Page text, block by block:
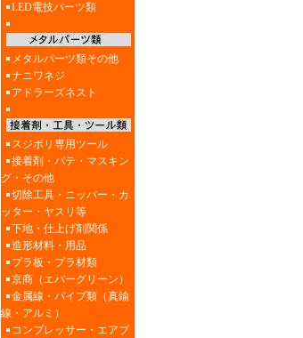
LED電技パーツ類
メタルパーツ類その他
ナニワネジ
アドラーズネスト
スジボリ専用ツール
接着剤・パテ・マスキン
グ・その他
切除工具・ニッパー・カ
ッター・ヤスリ等
下地・仕上げ剤関係
造形材料・用品
プラ板・プラ材類
京商（エバーグリーン）
金属線・パイプ類（真鍮
線・アルミ）
コンプレッサー・エアブ